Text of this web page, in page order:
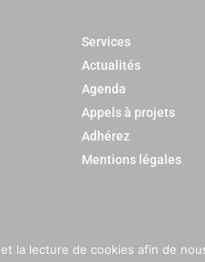
Services
Actualités
Agenda
Appels à projets
Adhérez
Mentions légales
la lecture de cookies afin de